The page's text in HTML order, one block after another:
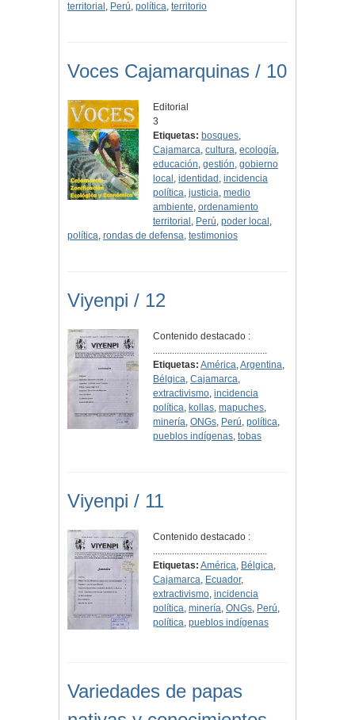
territorial , Perú, política, territorio
Voces Cajamarquinas / 10
Editorial
3
Etiquetas: bosques,
Cajamarca,cultura,ecología,
educación,gestión,gobierno
local ,identidad ,incidencia
política,justicia,medio
ambiente,ordenamiento
territorial , Perú,poder local ,
política, rondas de defensa, testimonios
Viyenpi / 12
Contenido destacado :
................................................
Etiquetas: América,Argentina,
Bélgica,Cajamarca,
extractivismo,incidencia
política, kollas,mapuches,
minería,ONGs, Perú,política,
pueblos indígenas,tobas
Viyenpi / 11
Contenido destacado :
................................................
Etiquetas: América, Bélgica,
Cajamarca, Ecuador,
extractivismo,incidencia
política,minería,ONGs, Perú,
política,pueblos indígenas
Variedades de papas